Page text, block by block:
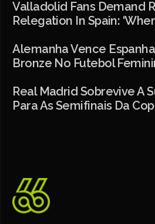
Valladolid Fans Demand
Relegation In Spain:
Alemanha Vence
Bronze No Futebol
Real Madrid Sobrevive A
Para As Semifinais Da